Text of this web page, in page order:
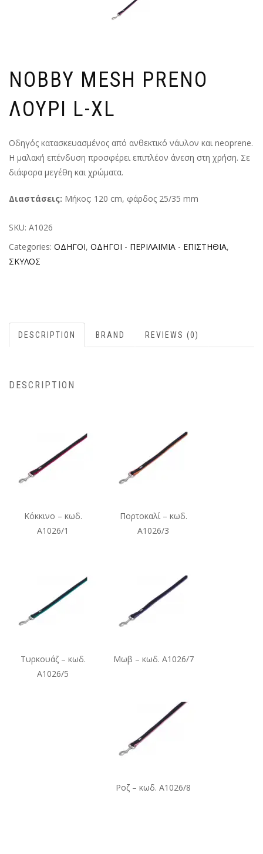
NOBBY MESH PRENO
ΛΟΥΡΙ L-XL
Οδηγός κατασκευασμένος από ανθεκτικό νάυλον και neoprene.
Η μαλακή επένδυση προσφέρει επιπλέον άνεση στη χρήση. Σε
διάφορα μεγέθη και χρώματα.
Διαστάσεις: Μήκος: 120 cm, φάρδος 25/35 mm
SKU: A1026
Categories: ΟΔΗΓΟΙ, ΟΔΗΓΟΙ - ΠΕΡΙΛΑΙΜΙΑ - ΕΠΙΣΤΗΘΙΑ,
ΣΚΥΛΟΣ
DESCRIPTION BRAND REVIEWS (0)
DESCRIPTION
Κόκκινο – κωδ.
A1026/1
Πορτοκαλί – κωδ.
A1026/3
Τυρκουάζ – κωδ.
A1026/5
Μωβ – κωδ. A1026/7
Ροζ – κωδ. A1026/8